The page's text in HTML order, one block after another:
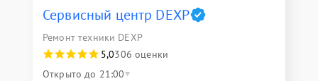
Сервисный центр DEXP
Ремонт техники DEXP
5,0306 оценки
Открыто до 21:00